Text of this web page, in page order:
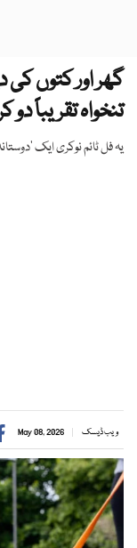
گھر اور کتوں
تنخواہ تقریباً دو
یہ فل ٹائم نوکری ایک
ویب ڈیسک May 08, 2026